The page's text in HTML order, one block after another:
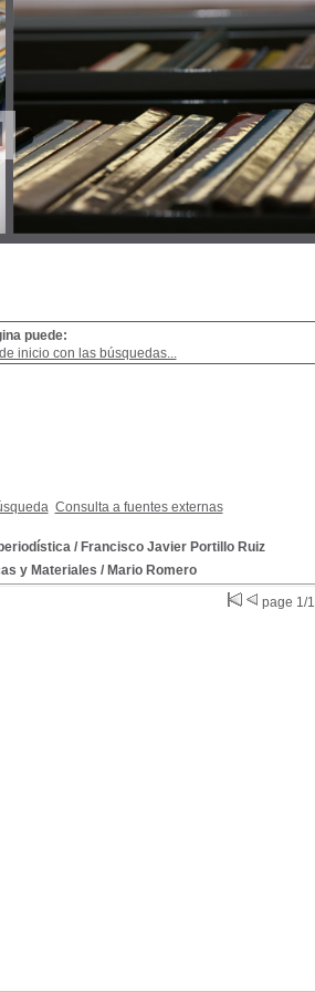
puede:
inicio con las búsquedas...
Consulta a fuentes externas
/ Francisco Javier Portillo Ruiz
y Materiales / Mario Romero
page 1/1